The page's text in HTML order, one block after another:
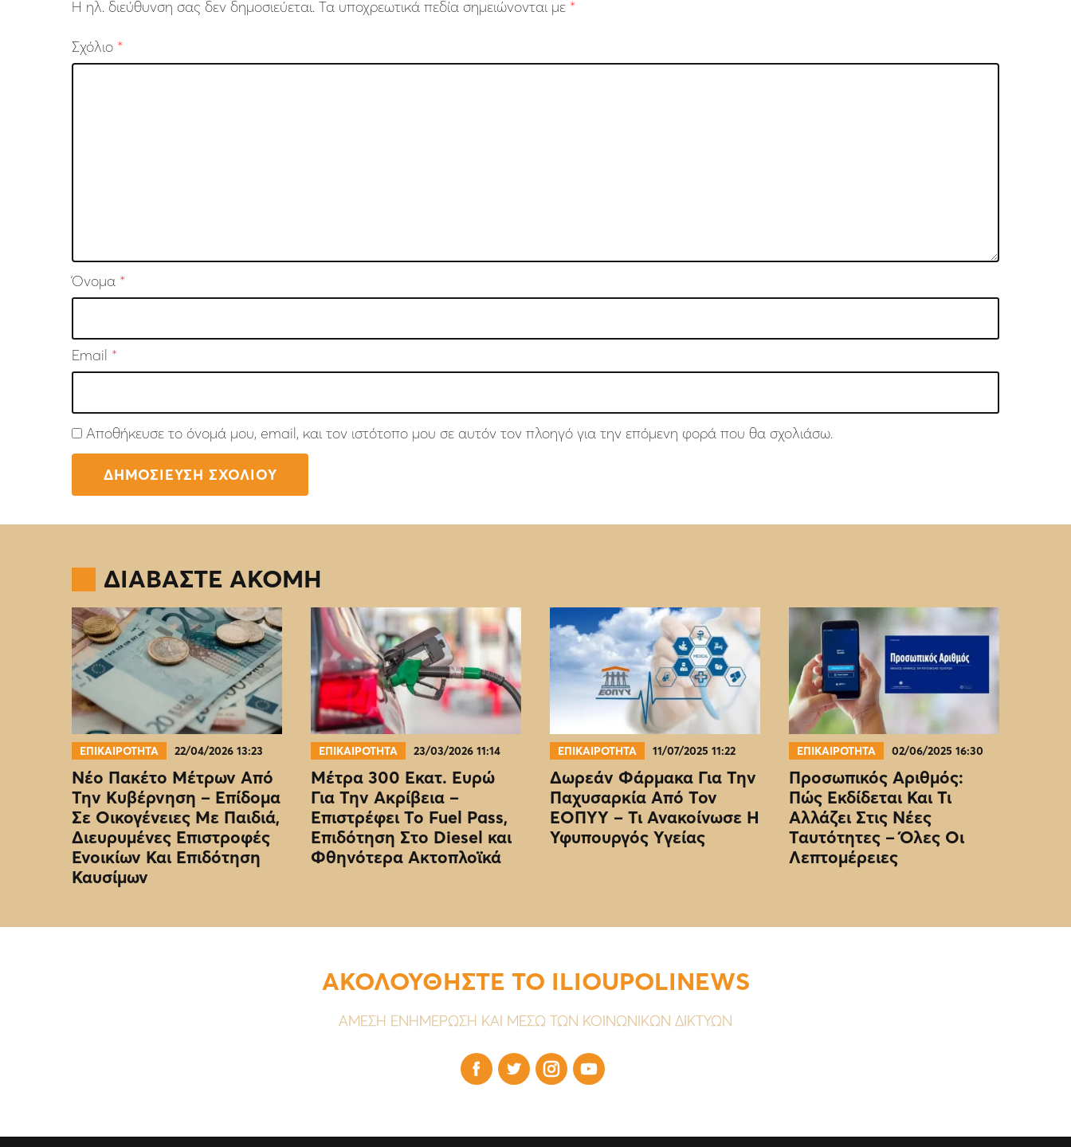
Η ηλ. διεύθυνση σας δεν δημοσιεύεται. Τα υποχρεωτικά πεδία σημειώνονται με *
Σχόλιο *
Όνομα *
Email *
Αποθήκευσε το όνομά μου, email, και τον ιστότοπο μου σε αυτόν τον πλοηγό για την επόμενη φορά που θα σχολιάσω.
ΔΙΑΒΑΣΤΕ ΑΚΟΜΗ
ΕΠΙΚΑΙΡΟΤΗΤΑ 22/04/2026 13:23
Νέο Πακέτο Μέτρων Από
Την Κυβέρνηση – Επίδομα
Σε Οικογένειες Με Παιδιά,
Διευρυμένες Επιστροφές
Ενοικίων Και Επιδότηση
Καυσίμων
ΕΠΙΚΑΙΡΟΤΗΤΑ 23/03/2026 11:14
Μέτρα 300 Εκατ. Ευρώ
Για Την Ακρίβεια –
Επιστρέφει Το Fuel Pass,
Επιδότηση Στο Diesel και
Φθηνότερα Ακτοπλοϊκά
ΕΠΙΚΑΙΡΟΤΗΤΑ 11/07/2025 11:22
Δωρεάν Φάρμακα Για Την
Παχυσαρκία Από Τον
EOΠΥΥ – Τι Ανακοίνωσε Η
Υφυπουργός Υγείας
ΕΠΙΚΑΙΡΟΤΗΤΑ 02/06/2025 16:30
Προσωπικός Αριθμός:
Πώς Εκδίδεται Και Τι
Αλλάζει Στις Νέες
Ταυτότητες – Όλες Οι
Λεπτομέρειες
ΑΚΟΛΟΥΘΗΣΤΕ ΤΟ ILIOUPOLINEWS
ΑΜΕΣΗ ΕΝΗΜΕΡΩΣΗ ΚΑΙ ΜΕΣΩ ΤΩΝ ΚΟΙΝΩΝΙΚΩΝ ΔΙΚΤΥΩΝ
   